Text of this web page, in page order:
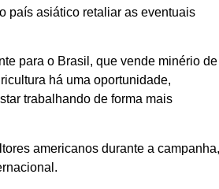
país asiático retaliar as eventuais
para o Brasil, que vende minério de
há uma oportunidade,
trabalhando de forma mais
americanos durante a